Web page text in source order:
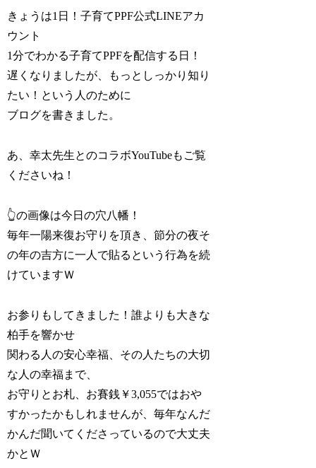
きょうは1日！子育てPPF公式LINEアカ
ウント
1分でわかる子育てPPFを配信する日！
遅くなりましたが、もっとしっかり知り
たい！という人のために
ブログを書きました。
あ、幸太先生とのコラボYouTubeもご覧
くださいね！
👆の画像は今日の穴八幡！
毎年一陽来復お守りを頂き、節分の夜そ
の年の吉方に一人で貼るという行為を続
けていますＷ
お参りもしてきました！誰よりも大きな
柏手を響かせ
関わる人の安心幸福、その人たちの大切
な人の幸福まで、
お守りとお札、お賽銭￥3,055ではおや
すかったかもしれませんが、毎年なんだ
かんだ聞いてくださっているので大丈夫
かとＷ